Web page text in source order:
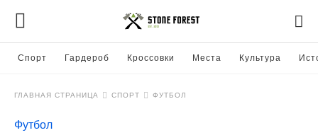
Спорт Гардероб Кроссовки Места Культура
ГЛАВНАЯ СТРАНИЦА СПОРТ ФУТБОЛ
Футбол